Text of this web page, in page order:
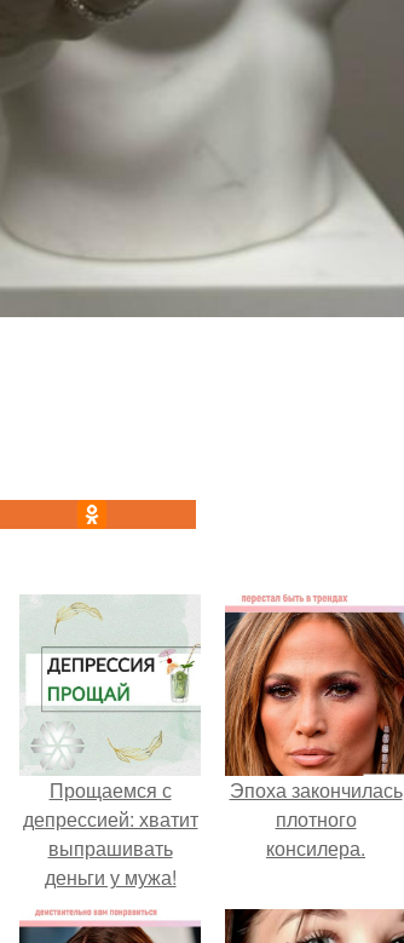
Прощаемся с
депрессией: хватит
выпрашивать
деньги у мужа!
Эпоха закончилась
плотного
консилера.